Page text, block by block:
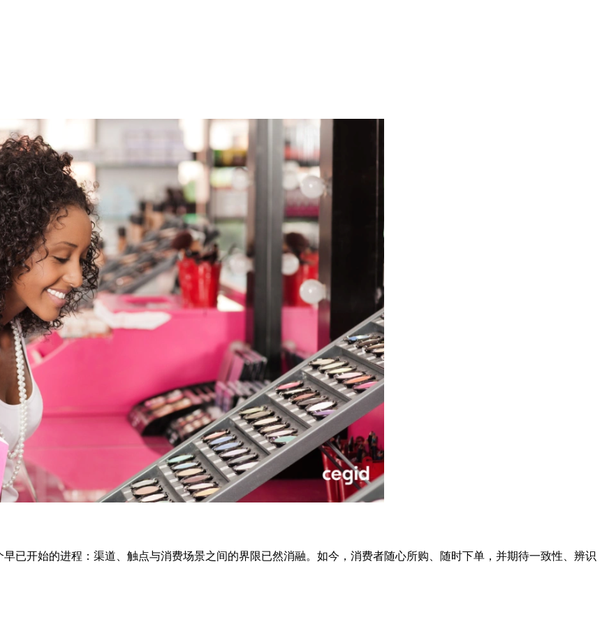
已开始的进程：渠道、触点与消费场景之间的界限已然消融。如今，消费者随心所购、随时下单，并期待一致性、辨识